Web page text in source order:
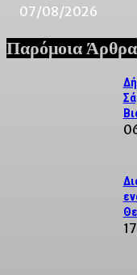
07/08/2026
Παρόμοια Άρθρα